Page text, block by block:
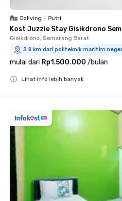
Coliving • Putri
Kost Juzzie Stay Gisikdrono
Gisikdrono, Semarang Barat
3.8 km dari politeknik maritim
mulai dari Rp1.500.000 /bulan
Lihat info lebih banyak